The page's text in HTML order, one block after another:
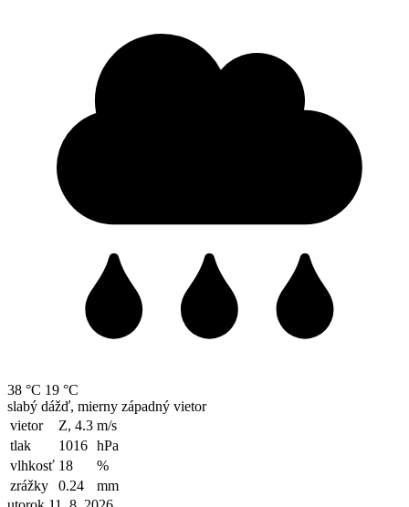
38 °C 19 °C
slabý dážď, mierny západný vietor
vietor
Z, 4.3 m/s
tlak
1016 hPa
vlhkosť 18
%
zrážky
0.24
mm